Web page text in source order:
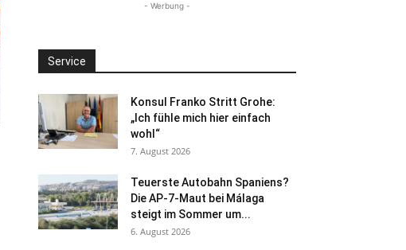
- Werbung -
Service
Konsul Franko Stritt Grohe:
„Ich fühle mich hier einfach
wohl“
7. August 2026
Teuerste Autobahn Spaniens?
Die AP-7-Maut bei Málaga
steigt im Sommer um...
6. August 2026